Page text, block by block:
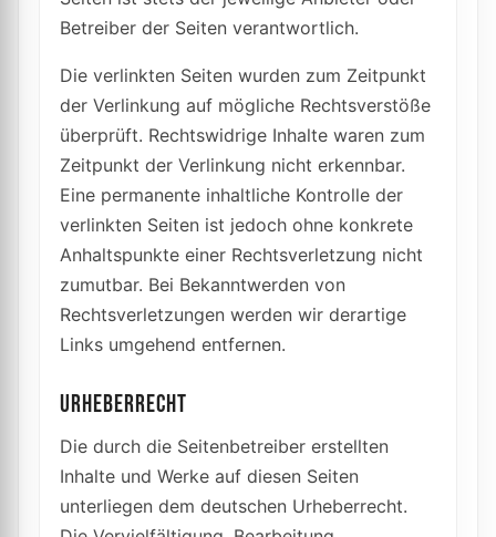
Betreiber der Seiten verantwortlich.
Die verlinkten Seiten wurden zum Zeitpunkt
der Verlinkung auf mögliche Rechtsverstöße
überprüft. Rechtswidrige Inhalte waren zum
Zeitpunkt der Verlinkung nicht erkennbar.
Eine permanente inhaltliche Kontrolle der
verlinkten Seiten ist jedoch ohne konkrete
Anhaltspunkte einer Rechtsverletzung nicht
zumutbar. Bei Bekanntwerden von
Rechtsverletzungen werden wir derartige
Links umgehend entfernen.
URHEBERRECHT
Die durch die Seitenbetreiber erstellten
Inhalte und Werke auf diesen Seiten
unterliegen dem deutschen Urheberrecht.